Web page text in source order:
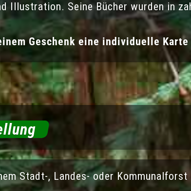
Illustration. Seine Bücher wurden in
Geschenk eine individuelle
Stadt-, Landes- oder Kommunalforst